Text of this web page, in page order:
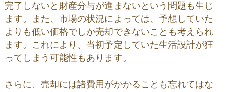
完了しないと財産分与が進まないという問題も生じ
ます。また、市場の状況によっては、予想していた
よりも低い価格でしか売却できないことも考えられ
ます。これにより、当初予定していた生活設計が狂
ってしまう可能性もあります。
さらに、売却には諸費用がかかることも忘れてはな